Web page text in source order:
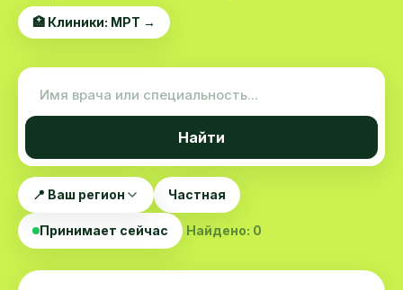
🏥 Клиники: МРТ →
Найти
📍 Ваш регион Частная
Принимает сейчас Найдено: 0